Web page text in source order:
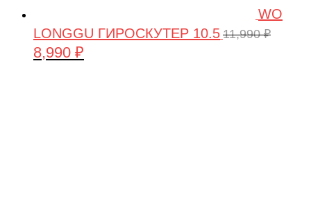
WO
LONGGU ГИРОСКУТЕР 10.5 11,990₽
Первоначальная
8,990 ₽